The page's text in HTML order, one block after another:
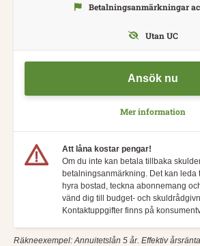
Ansök nu
Mer information
Betalningsanmärkningar
Utan UC
Att låna kostar pengar!
Om du inte kan betala tillbaka
betalningsanmärkning. Det kan leda
hyra bostad, teckna abonnemang
vänd dig till budget- och
Kontaktuppgifter finns på
Räkneexempel: Annuitetslån 5 år. Effektiv